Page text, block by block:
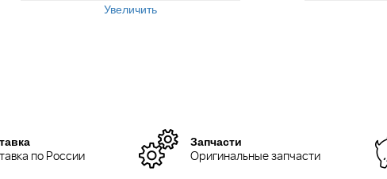
Увеличить
по России
Запчасти
Оригинальные запчасти